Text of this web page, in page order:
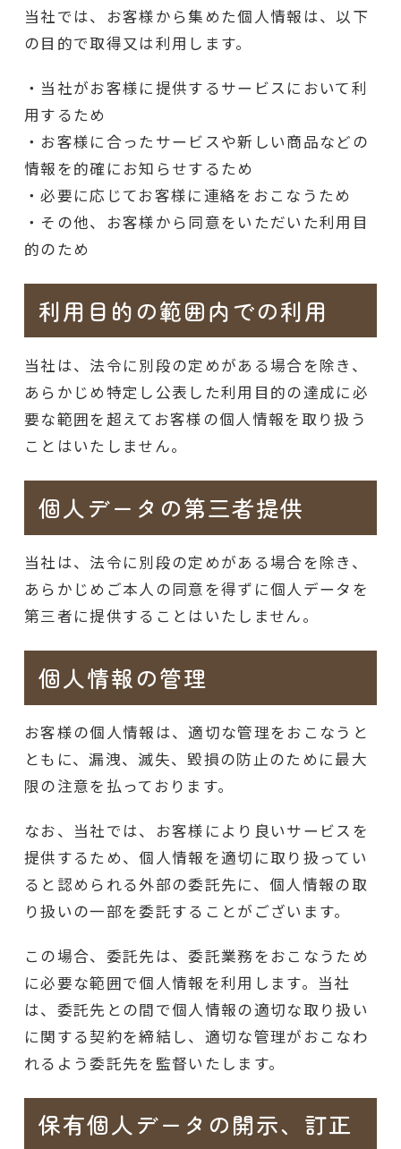
当社では、お客様から集めた個人情報は、以下
の目的で取得又は利用します。
・当社がお客様に提供するサービスにおいて利
用するため
・お客様に合ったサービスや新しい商品などの
情報を的確にお知らせするため
・必要に応じてお客様に連絡をおこなうため
・その他、お客様から同意をいただいた利用目
的のため
利用目的の範囲内での利用
当社は、法令に別段の定めがある場合を除き、
あらかじめ特定し公表した利用目的の達成に必
要な範囲を超えてお客様の個人情報を取り扱う
ことはいたしません。
個人データの第三者提供
当社は、法令に別段の定めがある場合を除き、
あらかじめご本人の同意を得ずに個人データを
第三者に提供することはいたしません。
個人情報の管理
お客様の個人情報は、適切な管理をおこなうと
ともに、漏洩、滅失、毀損の防止のために最大
限の注意を払っております。
なお、当社では、お客様により良いサービスを
提供するため、個人情報を適切に取り扱ってい
ると認められる外部の委託先に、個人情報の取
り扱いの一部を委託することがございます。
この場合、委託先は、委託業務をおこなうため
に必要な範囲で個人情報を利用します。当社
は、委託先との間で個人情報の適切な取り扱い
に関する契約を締結し、適切な管理がおこなわ
れるよう委託先を監督いたします。
保有個人データの開示、訂正